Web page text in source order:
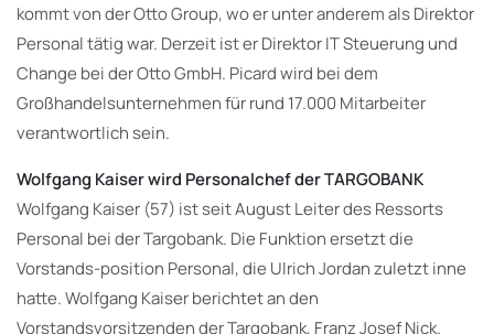
kommt von der Otto Group, wo er unter anderem als Direktor
Personal tätig war. Derzeit ist er Direktor IT Steuerung und
Change bei der Otto GmbH. Picard wird bei dem
Großhandelsunternehmen für rund 17.000 Mitarbeiter
verantwortlich sein.
Wolfgang Kaiser wird Personalchef der TARGOBANK
Wolfgang Kaiser (57) ist seit August Leiter des Ressorts
Personal bei der Targobank. Die Funktion ersetzt die
Vorstands-position Personal, die Ulrich Jordan zuletzt inne
hatte. Wolfgang Kaiser berichtet an den
Vorstandsvorsitzenden der Targobank, Franz Josef Nick.